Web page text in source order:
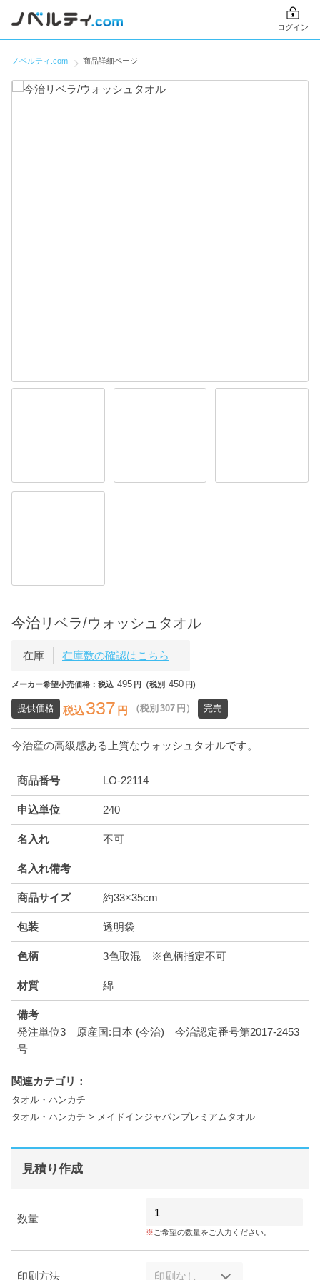
ログイン
ノベルティ.com 商品詳細ページ
今治リベラ/ウォッシュタオル
在庫 在庫数の確認はこちら
メーカー希望小売価格：税込 495 円（税別 450 円)
提供価格 税込337 円 （税別 307 円） 完売
今治産の高級感ある上質なウォッシュタオルです。
商品番号 LO-22114
申込単位 240
名入れ 不可
名入れ備考
商品サイズ 約33×35cm
包装 透明袋
色柄 3色取混 ※色柄指定不可
材質 綿
備考
発注単位3 原産国:日本 (今治) 今治認定番号第2017-2453
号
関連カテゴリ：
タオル・ハンカチ
タオル・ハンカチ > メイドインジャパンプレミアムタオル
見積り作成
数量
ご希望の数量をご入力ください。
印刷方法